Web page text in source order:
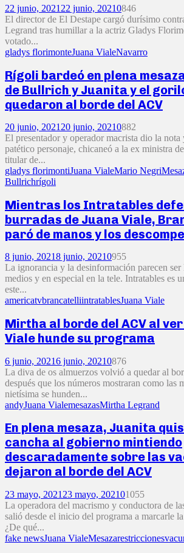
22 junio, 2021 22 junio, 20210846
El director de El Destape cargó durísimo
Legrand tras humillar a la actriz Gladys
votado...
gladys florimonteJuana VialeNavarro
Rígoli bardeó en plena
de Bullrich y Juanita y el
quedaron al borde del ACV
20 junio, 2021 20 junio, 20210882
El presentador y operador macrista dio la nota
patético personaje, chicaneó a la ex ministra
titular de...
gladys florimontiJuana VialeMario Negri
Bullrichrígoli
Mientras los Intratables
burradas de Juana Viale,
paró de manos y los
8 junio, 20218 junio, 20210955
La ignorancia y la desinformación parecen ser
medios y en especial en la tele. Intratables es
este...
americatvbrancatelliintratablesJuana Viale
Mirtha al borde del ACV al
Viale hunde su programa
6 junio, 20216 junio, 20210876
La diva de os almuerzos volvió a quedar al
después que los números mostraran como las
nietísima se hunden...
andyJuana VialemesazasMirtha Legrand
En plena mesaza, Juanita
cancha al gobierno mintiendo
descaradamente sobre las
dejaron al borde del ACV
23 mayo, 2021 23 mayo, 202101055
La operadora del macrismo y conductora de
salió desde el inicio del programa a marcarle
¿De qué...
fake newsJuana VialeMesazarestricciones